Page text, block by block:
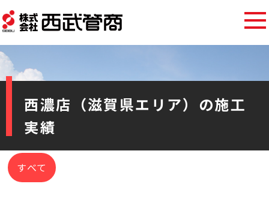
西濃店（滋賀県エリア）の施工
実績
すべて